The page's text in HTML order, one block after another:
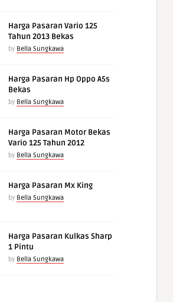
Harga Pasaran Vario 125
Tahun 2013 Bekas
by Bella Sungkawa
Harga Pasaran Hp Oppo A5s
Bekas
by Bella Sungkawa
Harga Pasaran Motor Bekas
Vario 125 Tahun 2012
by Bella Sungkawa
Harga Pasaran Mx King
by Bella Sungkawa
Harga Pasaran Kulkas Sharp
1 Pintu
by Bella Sungkawa